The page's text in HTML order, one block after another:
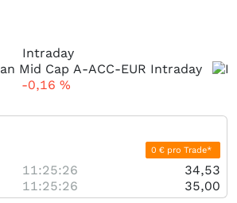
Intraday
-0,16 %
0 € pro Trade*
11:25:26
34,53
11:25:26 35,00